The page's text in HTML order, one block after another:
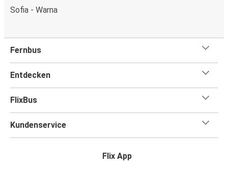
Sofia - Warna
Fernbus
Entdecken
FlixBus
Kundenservice
Flix App